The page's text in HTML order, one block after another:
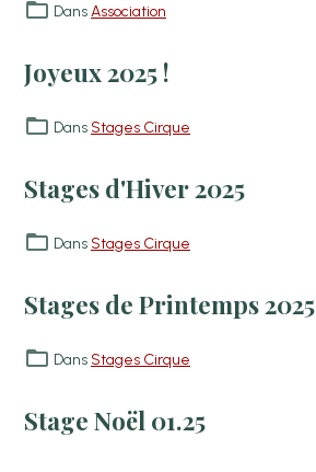
DansAssociation
Joyeux 2025 !
Dans Stages Cirque
Stages d'Hiver 2025
Dans Stages Cirque
Stages de Printemps 2025
Dans Stages Cirque
Stage Noël 01.25